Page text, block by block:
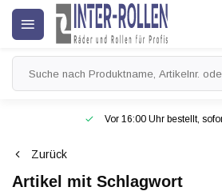
Vor 16:00 Uhr bestellt,
Zurück
Artikel mit Schlagwort